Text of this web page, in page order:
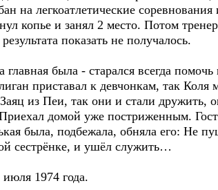
на легкоатлетические
копье и занял 2 место. Потом
показать не получалось.
главная была - старался всегда
приставал к девчонкам, так
из Пеи, так они и стали
домой уже постриженным.
была, подбежала, обняла его:
сестрёнке, и ушёл служить…
1974 года.